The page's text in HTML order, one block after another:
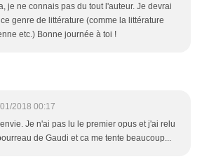
je ne connais pas du tout l'auteur. Je devrai
genre de littérature (comme la littérature
etc.) Bonne journée à toi !
2018 00:17
Je n'ai pas lu le premier opus et j'ai relu
de Gaudi et ca me tente beaucoup...